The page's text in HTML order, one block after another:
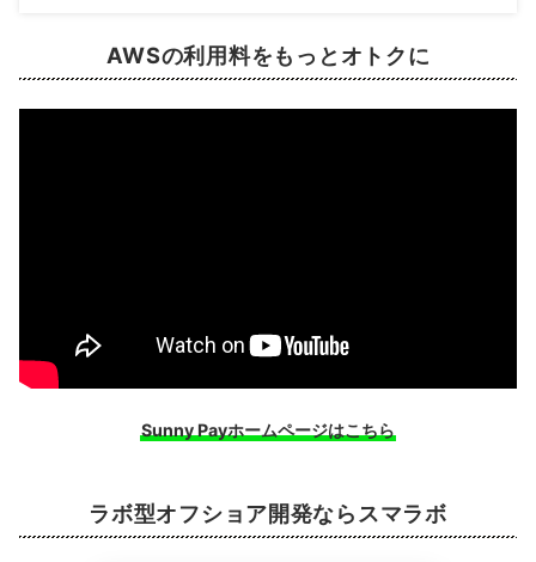
AWSの利用料をもっと オトクに
Sunny Payホームページはこちら
ラボ型オフショア開発ならスマラボ